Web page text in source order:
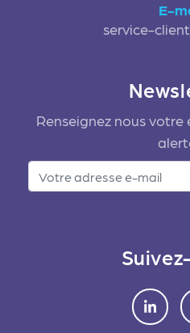
E-
service-
Renseignez nous